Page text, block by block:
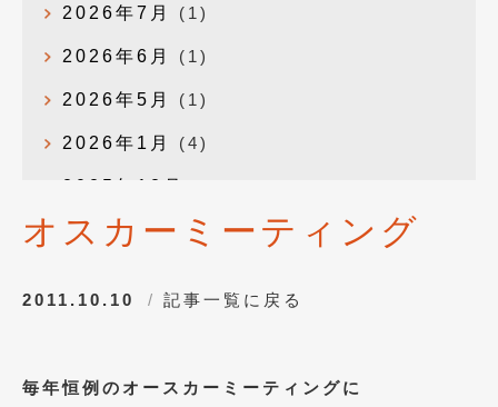
2026年7月 (1)
2026年6月 (1)
2026年5月 (1)
2026年1月 (4)
2025年12月
2025年10月 (1)
オスカーミーティング
2011.10.10 記事一覧に戻る
毎年恒例のオースカーミーティングに